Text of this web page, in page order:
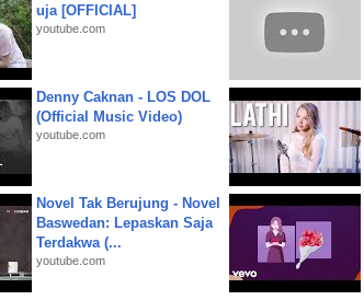
uja [OFFICIAL]
youtube.com
Denny Caknan - LOS DOL
(Official Music Video)
youtube.com
Novel Tak Berujung - Novel
Baswedan: Lepaskan Saja
Terdakwa (...
youtube.com